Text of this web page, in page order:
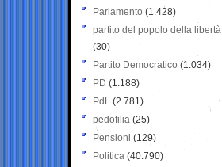
Parlamento (1.428)
partito del popolo della libertà
(30)
Partito Democratico (1.034)
PD (1.188)
PdL (2.781)
pedofilia (25)
Pensioni (129)
Politica (40.790)